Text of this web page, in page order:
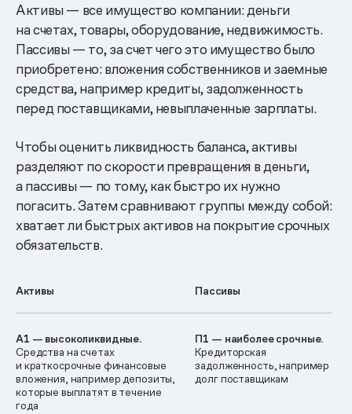
Активы — все имущество компании: деньги
на счетах, товары, оборудование, недвижимость.
Пассивы — то, за счет чего это имущество было
приобретено: вложения собственников и заемные
средства, например кредиты, задолженность
перед поставщиками, невыплаченные зарплаты.
Чтобы оценить ликвидность баланса, активы
разделяют по скорости превращения в деньги,
а пассивы — по тому, как быстро их нужно
погасить. Затем сравнивают группы между собой:
хватает ли быстрых активов на покрытие срочных
обязательств.
Активы Пассивы
А1 — высоколиквидные.
Средства на счетах
и краткосрочные финансовые
вложения, например депозиты,
которые выплатят в течение
года
П1 — наиболее срочные.
Кредиторская
задолженность, например
долг поставщикам